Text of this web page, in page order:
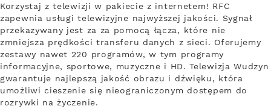
Korzystaj z telewizji w pakiecie z internetem! RFC
zapewnia usługi telewizyjne najwyższej jakości. Sygnał
przekazywany jest za za pomocą łącza, które nie
zmniejsza prędkości transferu danych z sieci. Oferujemy
zestawy nawet 220 programów, w tym programy
informacyjne, sportowe, muzyczne i HD. Telewizja Wudzyn
gwarantuje najlepszą jakość obrazu i dźwięku, która
umożliwi cieszenie się nieograniczonym dostępem do
rozrywki na życzenie.